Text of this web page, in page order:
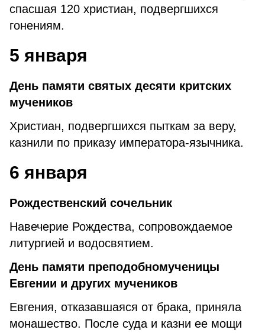
спасшая 120 христиан, подвергшихся
гонениям.
5 января
День памяти святых десяти критских
мучеников
Христиан, подвергшихся пыткам за веру,
казнили по приказу императора-язычника.
6 января
Рождественский сочельник
Навечерие Рождества, сопровождаемое
литургией и водосвятием.
День памяти преподобномученицы
Евгении и других мучеников
Евгения, отказавшаяся от брака, приняла
монашество. После суда и казни ее мощи